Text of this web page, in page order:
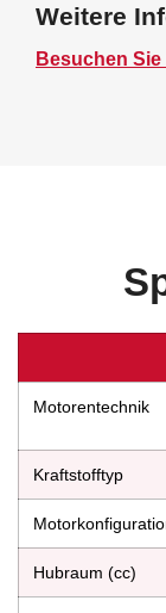
Weitere
Besuchen
Motorentechnik
Kraftstofftyp
Hubraum (cc)